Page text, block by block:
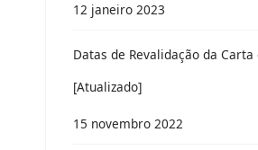
12 janeiro 2023
Datas de Revalidação da Carta
[Atualizado]
15 novembro 2022